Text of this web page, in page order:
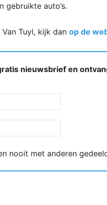
gebruikte auto’s.
Tuyl, kijk dan op de
nieuwsbrief en
nooit met anderen